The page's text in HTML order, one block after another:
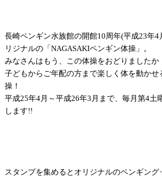
長崎ペンギン水族館の開館10周年(平成23年4
リジナルの「NAGASAKIペンギン体操」。
みなさんはもう、この体操をおどりましたか
子どもからご年配の方まで楽しく体を動か
操！
平成25年4月～平成26年3月まで、毎月第4土
します!!
スタンプを集めるとオリジナルのペンギング